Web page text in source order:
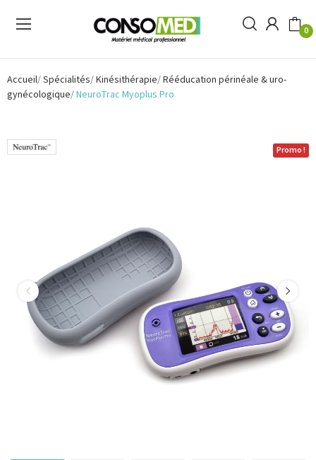
0
Accueil Spécialités Kinésithérapie Rééducation périnéale & uro-
gynécologique NeuroTrac Myoplus Pro
Promo !